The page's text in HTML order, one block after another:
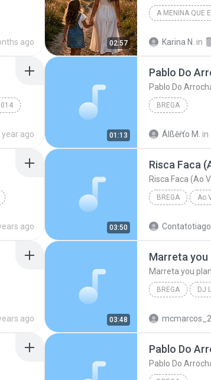
ago 02:57
A MENINA QUE
Karina N. in
ago 01:13
Pablo Do
BREGA
Álßĕŕťo M. in
ago 03:50
Risca Faca
Risca Faca (Ao
BREGA Ao
Contatotiago
ago 03:48
Marreta you
BREGA DJ
Pablo Do